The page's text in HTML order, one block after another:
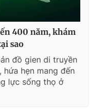
400 năm, khám
sao
đồ gien di truyền
hứa hẹn mang đến
lực sống thọ ở